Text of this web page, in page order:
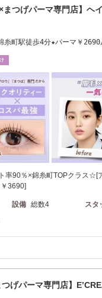
まつげパーマ専門店】ヘ
錦糸町駅徒歩4分★パーマ￥
ﾃ
率90％×錦糸町TOPクラス☆[
3690]
設備 総数4 スタ
つげパーマ専門店】